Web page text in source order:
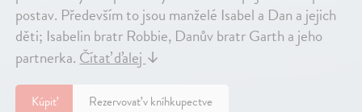
postav. Především to jsou manželé Isabel a Dan a jejich
děti; Isabelin bratr Robbie, Danův bratr Garth a jeho
partnerka.Čítať ďalej↓
Kúpiť Rezervovať v kníhkupectve